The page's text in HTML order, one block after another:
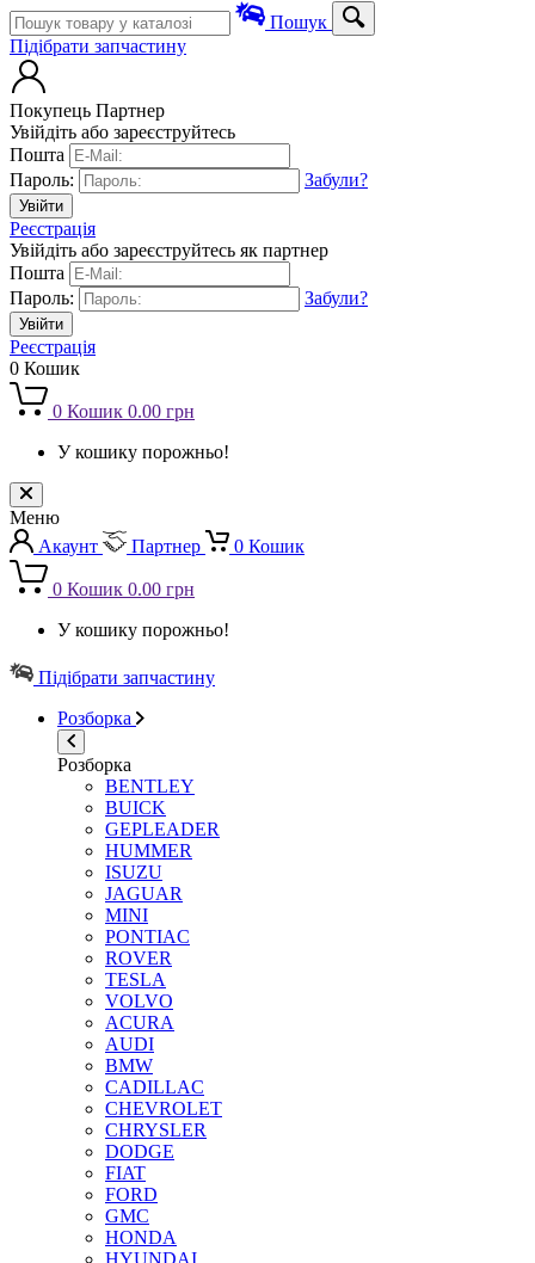
Пошук
Підібрати запчастину
Покупець Партнер
Увійдіть або зареєструйтесь
Пошта
Пароль:
Забули?
Реєстрація
Увійдіть або зареєструйтесь як партнер
Пошта
Пароль:
Забули?
Реєстрація
0 Кошик
0 Кошик 0.00 грн
У кошику порожньо!
Меню
Акаунт
Партнер 0 Кошик
0 Кошик 0.00 грн
У кошику порожньо!
Підібрати запчастину
Розборка
Розборка
BENTLEY
BUICK
GEPLEADER
HUMMER
ISUZU
JAGUAR
MINI
PONTIAC
ROVER
TESLA
VOLVO
ACURA
AUDI
BMW
CADILLAC
CHEVROLET
CHRYSLER
DODGE
FIAT
FORD
GMC
HONDA
HYUNDAI